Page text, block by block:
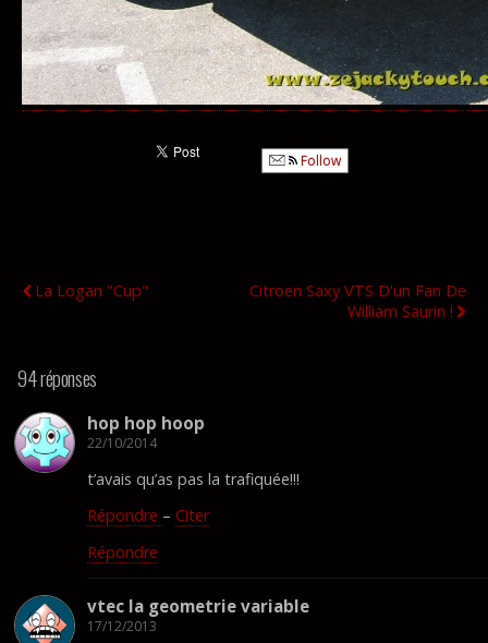
Follow
La Logan "cup"
Citroen Saxy VTS D'un Fan De
William Saurin !
94 réponses
hop hop hoop
22/10/2014
t’avais qu’as pas la trafiquée!!!
Répondre – Citer
Répondre
vtec la geometrie variable
17/12/2013